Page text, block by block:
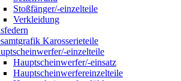
Stoßfänger/-einzelteile
Verkleidung
Karosserieteile
einzelteile
Hauptscheinwerfer/-einsatz
Hauptscheinwerfereinzelteile